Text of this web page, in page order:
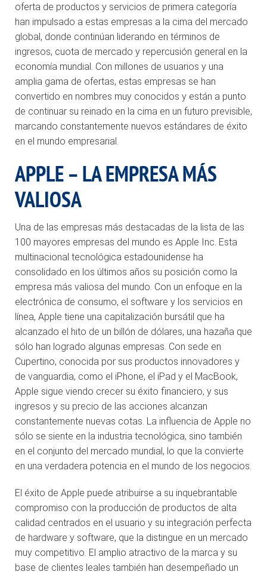
oferta de productos y servicios de primera categoría
han impulsado a estas empresas a la cima del mercado
global, donde continúan liderando en términos de
ingresos, cuota de mercado y repercusión general en la
economía mundial. Con millones de usuarios y una
amplia gama de ofertas, estas empresas se han
convertido en nombres muy conocidos y están a punto
de continuar su reinado en la cima en un futuro previsible,
marcando constantemente nuevos estándares de éxito
en el mundo empresarial.
APPLE – LA EMPRESA MÁS
VALIOSA
Una de las empresas más destacadas de la lista de las
100 mayores empresas del mundo es Apple Inc. Esta
multinacional tecnológica estadounidense ha
consolidado en los últimos años su posición como la
empresa más valiosa del mundo. Con un enfoque en la
electrónica de consumo, el software y los servicios en
línea, Apple tiene una capitalización bursátil que ha
alcanzado el hito de un billón de dólares, una hazaña que
sólo han logrado algunas empresas. Con sede en
Cupertino, conocida por sus productos innovadores y
de vanguardia, como el iPhone, el iPad y el MacBook,
Apple sigue viendo crecer su éxito financiero, y sus
ingresos y su precio de las acciones alcanzan
constantemente nuevas cotas. La influencia de Apple no
sólo se siente en la industria tecnológica, sino también
en el conjunto del mercado mundial, lo que la convierte
en una verdadera potencia en el mundo de los negocios.
El éxito de Apple puede atribuirse a su inquebrantable
compromiso con la producción de productos de alta
calidad centrados en el usuario y su integración perfecta
de hardware y software, que la distingue en un mercado
muy competitivo. El amplio atractivo de la marca y su
base de clientes leales también han desempeñado un